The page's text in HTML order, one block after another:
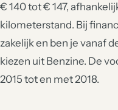
€ 140 tot € 147,
kilometerstand. Bij
zakelijk en ben je vanaf
kiezen uit Benzine. De
2015 tot en met 2018.